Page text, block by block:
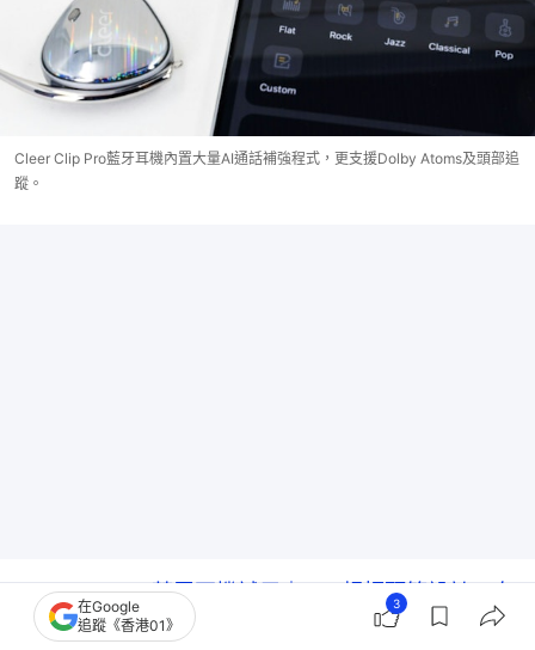
Cleer Clip Pro藍牙耳機內置大量AI通話補強程式，更支援Dolby Atoms及頭部追
蹤。
Cleer Clip Pro藍牙耳機試用｜36g超輕頭箍設計．自
由DIY添換飾物
在Google
追蹤《香港01》
3